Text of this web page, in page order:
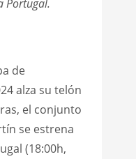
Portugal.
de
alza su telón
el conjunto
se estrena
(18:00h,